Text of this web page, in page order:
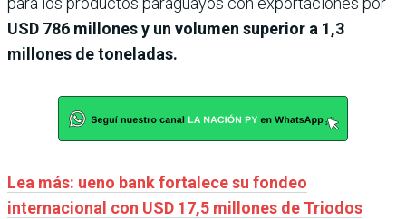
USD 786 millones y un volumen superior a 1,3
millones de toneladas.
Lea más: ueno bank fortalece su fondeo
internacional con USD 17,5 millones de Triodos